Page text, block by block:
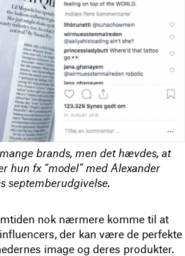
brands, men det hævdes, at
hun fx “model” med Alexander
septemberudgivelse.
nok nærmere komme til at
der kan være de perfekte
image og deres produkter.